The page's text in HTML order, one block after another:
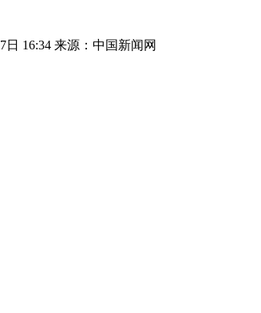
日 16:34 来源：中国新闻网